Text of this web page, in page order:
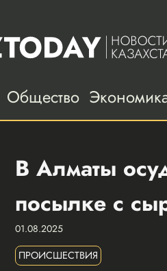
Общество
В Алматы
посылке с
01.08.2025
ПРОИСШЕСТВИЯ